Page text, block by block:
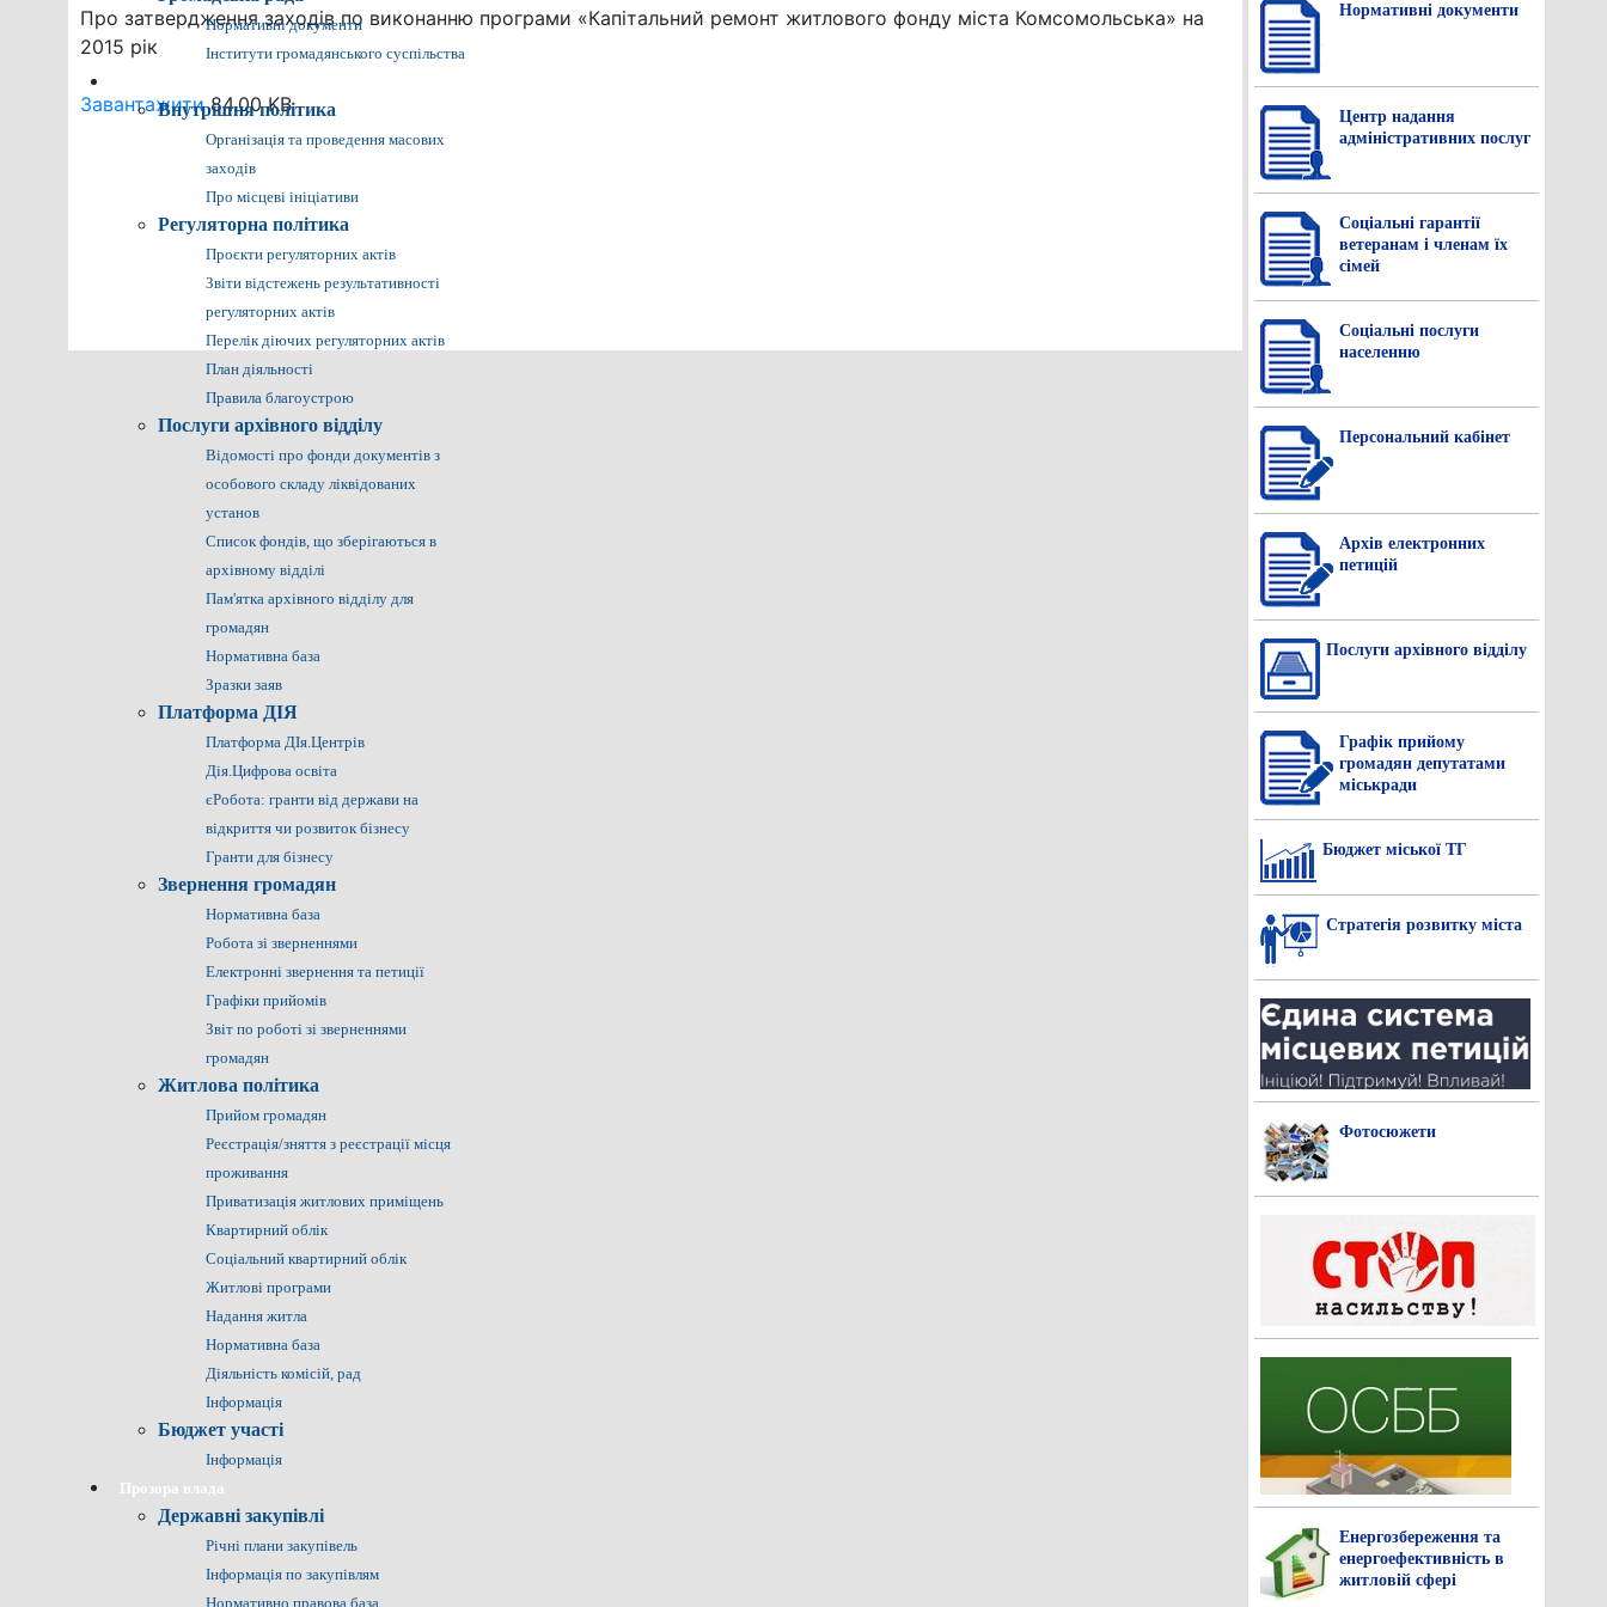
Нормативні документи
Інститути громадянського суспільства
Внутрішня політика
Організація та проведення масових
заходів
Про місцеві ініціативи
Регуляторна політика
Проєкти регуляторних актів
Звіти відстежень результативності
регуляторних актів
Перелік діючих регуляторних актів
План діяльності
Правила благоустрою
Послуги архівного відділу
Відомості про фонди документів з
особового складу ліквідованих
установ
Список фондів, що зберігаються в
архівному відділі
Пам'ятка архівного відділу для
громадян
Нормативна база
Зразки заяв
Платформа ДІЯ
Платформа ДІя.Центрів
Дія.Цифрова освіта
єРобота: гранти від держави на
відкриття чи розвиток бізнесу
Гранти для бізнесу
Звернення громадян
Нормативна база
Робота зі зверненнями
Електронні звернення та петиції
Графіки прийомів
Звіт по роботі зі зверненнями
громадян
Житлова політика
Прийом громадян
Реєстрація/зняття з реєстрації місця
проживання
Приватизація житлових приміщень
Квартирний облік
Соціальний квартирний облік
Житлові програми
Надання житла
Нормативна база
Діяльність комісій, рад
Інформація
Бюджет участі
Інформація
Прозора влада
Державні закупівлі
Річні плани закупівель
Інформація по закупівлям
Нормативно правова база
Про затвердження заходів по виконанню програми «Капітальний ремонт житлового фонду міста Комсомольська» на
2015 рік
Завантажити84.00 KB
Нормативнi документи
Центр надання
адміністративних послуг
Соціальні гарантії
ветеранам і членам їх
сімей
Соціальні послуги
населенню
Персональний кабінет
Архів електронних
петицій
Послуги архівного відділу
Графік прийому
громадян депутатами
міськради
Бюджет міської ТГ
Стратегія розвитку міста
Фотосюжети
Енергозбереження та
енергоефективність в
житловій сфері